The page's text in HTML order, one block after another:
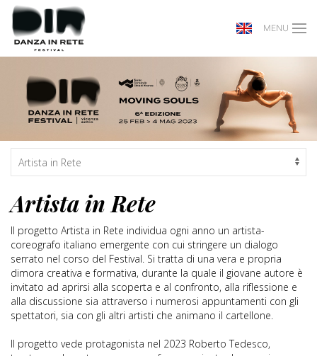
MENU
Artista in Rete
Il progetto Artista in Rete individua ogni anno un artista-
coreografo italiano emergente con cui stringere un dialogo
serrato nel corso del Festival. Si tratta di una vera e propria
dimora creativa e formativa, durante la quale il giovane autore è
invitato ad aprirsi alla scoperta e al confronto, alla riflessione e
alla discussione sia attraverso i numerosi appuntamenti con gli
spettatori, sia con gli altri artisti che animano il cartellone.
Il progetto vede protagonista nel 2023 Roberto Tedesco,